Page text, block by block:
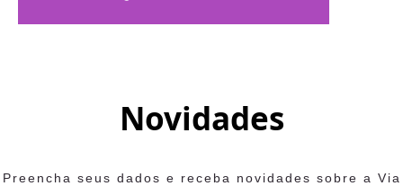
Novidades
Preencha seus dados e receba novidades sobre a Via